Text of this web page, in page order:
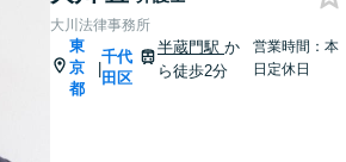
大川法律事務所
東
京
都
|
千代
田区
半蔵門駅か
ら徒歩2分
営業時間：本
日定休日